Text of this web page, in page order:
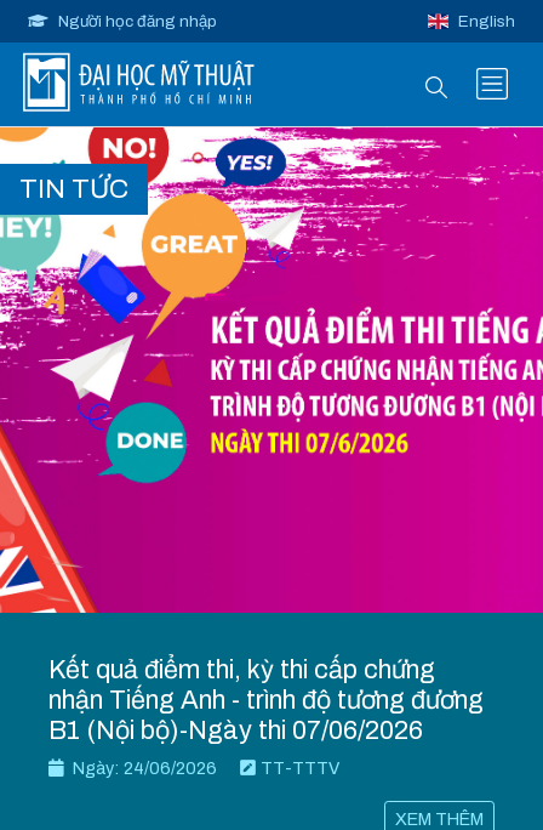
Người học đăng nhập English
TIN TỨC
Kết quả điểm thi, kỳ thi cấp chứng
nhận Tiếng Anh - trình độ tương đương
B1 (Nội bộ)-Ngày thi 07/06/2026
Ngày: 24/06/2026 TT-TTTV
XEM THÊM